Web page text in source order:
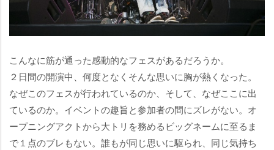
こんなに筋が通った感動的なフェスがあるだろうか。
２日間の開演中、何度となくそんな思いに胸が熱くなった。
なぜこのフェスが行われているのか、そして、なぜここに出
ているのか。イベントの趣旨と参加者の間にズレがない。オ
ープニングアクトから大トリを務めるビッグネームに至るま
で１点のブレもない。誰もが同じ思いに駆られ、同じ気持ち